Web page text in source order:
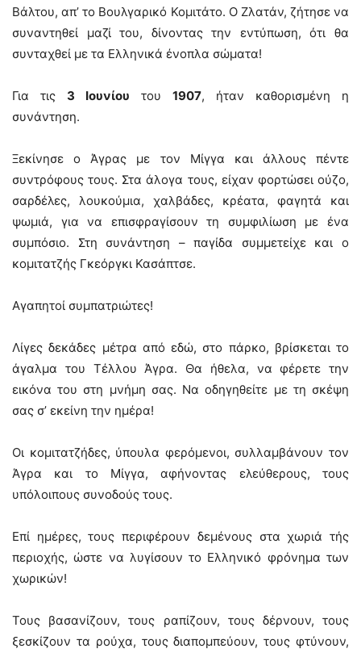
Βάλτου, απ’ το Βουλγαρικό Κομιτάτο. Ο Ζλατάν, ζήτησε να
συναντηθεί μαζί του, δίνοντας την εντύπωση, ότι θα
συνταχθεί με τα Ελληνικά ένοπλα σώματα!
Για τις 3 Ιουνίου του 1907, ήταν καθορισμένη η
συνάντηση.
Ξεκίνησε ο Άγρας με τον Μίγγα και άλλους πέντε
συντρόφους τους. Στα άλογα τους, είχαν φορτώσει ούζο,
σαρδέλες, λουκούμια, χαλβάδες, κρέατα, φαγητά και
ψωμιά, για να επισφραγίσουν τη συμφιλίωση με ένα
συμπόσιο. Στη συνάντηση – παγίδα συμμετείχε και ο
κομιτατζής Γκεόργκι Κασάπτσε.
Αγαπητοί συμπατριώτες!
Λίγες δεκάδες μέτρα από εδώ, στο πάρκο, βρίσκεται το
άγαλμα του Τέλλου Άγρα. Θα ήθελα, να φέρετε την
εικόνα του στη μνήμη σας. Να οδηγηθείτε με τη σκέψη
σας σ’ εκείνη την ημέρα!
Οι κομιτατζήδες, ύπουλα φερόμενοι, συλλαμβάνουν τον
Άγρα και το Μίγγα, αφήνοντας ελεύθερους, τους
υπόλοιπους συνοδούς τους.
Επί ημέρες, τους περιφέρουν δεμένους στα χωριά τής
περιοχής, ώστε να λυγίσουν το Ελληνικό φρόνημα των
χωρικών!
Τους βασανίζουν, τους ραπίζουν, τους δέρνουν, τους
ξεσκίζουν τα ρούχα, τους διαπομπεύουν, τους φτύνουν,